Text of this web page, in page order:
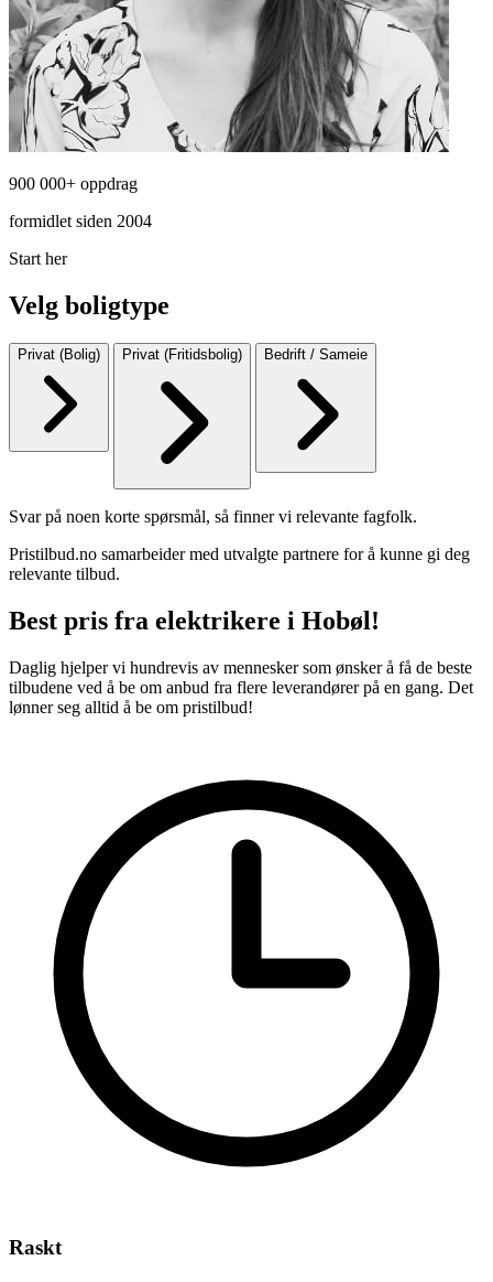
900 000+ oppdrag
formidlet siden 2004
Start her
Velg boligtype
Privat (Bolig) Privat (Fritidsbolig) Bedrift / Sameie
Svar på noen korte spørsmål, så finner vi relevante fagfolk.
Pristilbud.no samarbeider med utvalgte partnere for å kunne gi deg
relevante tilbud.
Best pris fra elektrikere i Hobøl!
Daglig hjelper vi hundrevis av mennesker som ønsker å få de beste
tilbudene ved å be om anbud fra flere leverandører på en gang. Det
lønner seg alltid å be om pristilbud!
Raskt